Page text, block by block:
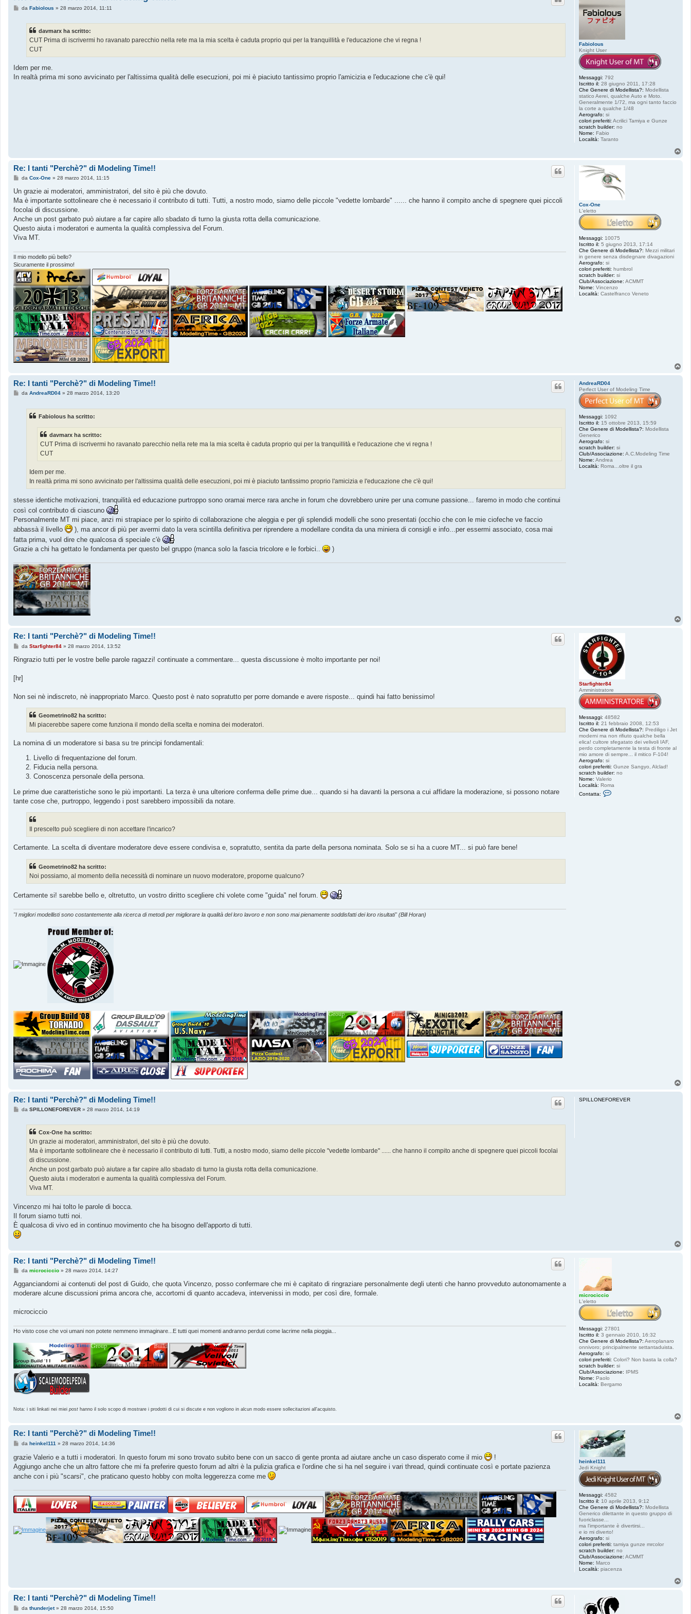
Fabiolous
Knight User
Messaggi: 792
Iscritto il: 28 giugno 2011, 17:28
Che Genere di Modellista?: Modellista
statico Aerei, qualche Auto e Moto.
Generalmente 1/72, ma ogni tanto faccio
la corte a qualche 1/48
Aerografo: si
colori preferiti: Acrilici Tamiya e Gunze
scratch builder: no
Nome: Fabio
Località: Taranto
Mda Fabiolous » 28 marzo 2014, 11:11
davmarx ha scritto:
CUT Prima di iscrivermi ho ravanato parecchio nella rete ma la mia scelta è caduta proprio qui per la tranquillità e l'educazione che vi regna !
CUT
Idem per me.
In realtà prima mi sono avvicinato per l'altissima qualità delle esecuzioni, poi mi è piaciuto tantissimo proprio l'amicizia e l'educazione che c'è qui!
Cox-One
L'eletto
Messaggi: 10075
Iscritto il: 5 giugno 2013, 17:14
Che Genere di Modellista?: Mezzi militari
in genere senza disdegnare divagazioni
Aerografo: si
colori preferiti: humbrol
scratch builder: si
Club/Associazione: ACMMT
Nome: Vincenzo
Località: Castelfranco Veneto
Re: I tanti "Perchè?" di Modeling Time!!
M
s
a
g
i
o
da Cox-One» 28 marzo 2014, 11:15
Un grazie ai moderatori, amministratori, del sito è più che dovuto.
Ma è importante sottolineare che è necessario il contributo di tutti. Tutti, a nostro modo, siamo delle piccole "vedette lombarde" ...... che hanno il compito anche di spegnere quei piccoli
focolai di discussione.
Anche un post garbato può aiutare a far capire allo sbadato di turno la giusta rotta della comunicazione.
Questo aiuta i moderatori e aumenta la qualità complessiva del Forum.
Viva MT.
Il mio modello più bello?
Sicuramente il prossimo!
AndreaRD04
Perfect User of Modeling Time
Messaggi: 1092
Iscritto il: 15 ottobre 2013, 15:59
Che Genere di Modellista?: Modellista
Generico
Aerografo: si
scratch builder: si
Club/Associazione: A.C.Modeling Time
Nome: Andrea
Località: Roma...oltre il gra
Re: I tanti "Perchè?" di Modeling Time!!
Mda AndreaRD04» 28 marzo 2014, 13:20
Fabiolous ha scritto:
davmarx ha scritto:
CUT Prima di iscrivermi ho ravanato parecchio nella rete ma la mia scelta è caduta proprio qui per la tranquillità e l'educazione che vi regna !
CUT
Idem per me.
In realtà prima mi sono avvicinato per l'altissima qualità delle esecuzioni, poi mi è piaciuto tantissimo proprio l'amicizia e l'educazione che c'è qui!
stesse identiche motivazioni, tranquilità ed educazione purtroppo sono oramai merce rara anche in forum che dovrebbero unire per una comune passione... faremo in modo che continui
così col contributo di ciascuno
Personalmente MT mi piace, anzi mi strapiace per lo spirito di collaborazione che aleggia e per gli splendidi modelli che sono presentati (occhio che con le mie ciofeche ve faccio
abbassà il livello
), ma ancor di più per avermi dato la vera scintilla definitiva per riprendere a modellare condita da una miniera di consigli e info...per essermi associato, cosa mai
fatta prima, vuol dire che qualcosa di speciale c'è
Grazie a chi ha gettato le fondamenta per questo bel gruppo (manca solo la fascia tricolore e le forbici..
)
Starfighter84
Amministratore
Messaggi: 48582
Iscritto il: 21 febbraio 2008, 12:53
Che Genere di Modellista?: Prediligo i Jet
moderni ma non rifiuto qualche bella
elica! cultore sfegatato dei velivoli IAF,
perdo completamente la testa di fronte al
mio amore di sempre... il mitico F-104!
Aerografo: si
colori preferiti: Gunze Sangyo, Alclad!
scratch builder: no
Nome: Valerio
Località: Roma
Contatta:
Re: I tanti "Perchè?" di Modeling Time!!
M
s
g
g
o
da Starfighter84» 28 marzo 2014, 13:52
Ringrazio tutti per le vostre belle parole ragazzi! continuate a commentare... questa discussione è molto importante per noi!
[hr]
Non sei nè indiscreto, nè inappropriato Marco. Questo post è nato sopratutto per porre domande e avere risposte... quindi hai fatto benissimo!
Geometrino82 ha scritto:
Mi piacerebbe sapere come funziona il mondo della scelta e nomina dei moderatori.
La nomina di un moderatore si basa su tre principi fondamentali:
Livello di frequentazione del forum.
Fiducia nella persona.
Conoscenza personale della persona.
Le prime due caratteristiche sono le più importanti. La terza è una ulteriore conferma delle prime due... quando si ha davanti la persona a cui affidare la moderazione, si possono notare
tante cose che, purtroppo, leggendo i post sarebbero impossibili da notare.
Il prescelto può scegliere di non accettare l'incarico?
Certamente. La scelta di diventare moderatore deve essere condivisa e, sopratutto, sentita da parte della persona nominata. Solo se si ha a cuore MT... si può fare bene!
Geometrino82 ha scritto:
Noi possiamo, al momento della necessità di nominare un nuovo moderatore, proporne qualcuno?
Certamente si! sarebbe bello e, oltretutto, un vostro diritto scegliere chi volete come "guida" nel forum.
"I migliori modellisti sono costantemente alla ricerca di metodi per migliorare la qualità del loro lavoro e non sono mai pienamente soddisfatti dei loro risultati" (Bill Horan)
SPILLONEFOREVER
Re: I tanti "Perchè?" di Modeling Time!!
Mda SPILLONEFOREVER» 28 marzo 2014, 14:19
Cox-One ha scritto:
Un grazie ai moderatori, amministratori, del sito è più che dovuto.
Ma è importante sottolineare che è necessario il contributo di tutti. Tutti, a nostro modo, siamo delle piccole "vedette lombarde" ...... che hanno il compito anche di spegnere quei piccoli focolai
di discussione.
Anche un post garbato può aiutare a far capire allo sbadato di turno la giusta rotta della comunicazione.
Questo aiuta i moderatori e aumenta la qualità complessiva del Forum.
Viva MT.
Vincenzo mi hai tolto le parole di bocca.
Il forum siamo tutti noi.
È qualcosa di vivo ed in continuo movimento che ha bisogno dell'apporto di tutti.
microciccio
L'eletto
Messaggi: 27801
Iscritto il: 3 gennaio 2010, 16:32
Che Genere di Modellista?: Aeroplanaro
onnivoro; principalmente settantaduista.
Aerografo: si
colori preferiti: Colori? Non basta la colla?
scratch builder: si
Club/Associazione: IPMS
Nome: Paolo
Località: Bergamo
Re: I tanti "Perchè?" di Modeling Time!!
M
s
s
a
i
da microciccio» 28 marzo 2014, 14:27
Agganciandomi ai contenuti del post di Guido, che quota Vincenzo, posso confermare che mi è capitato di ringraziare personalmente degli utenti che hanno provveduto autonomamente a
moderare alcune discussioni prima ancora che, accortomi di quanto accadeva, intervenissi in modo, per così dire, formale.
microciccio
Ho visto cose che voi umani non potete nemmeno immaginare...E tutti quei momenti andranno perduti come lacrime nella pioggia...
Nota: i siti linkati nei miei post hanno il solo scopo di mostrare i prodotti di cui si discute e non vogliono in alcun modo essere sollecitazioni all'acquisto.
heinkel111
Jedi Knight
Messaggi: 4582
Iscritto il: 10 aprile 2013, 9:12
Che Genere di Modellista?: Modellista
Generico dilettante in questo gruppo di
fuoriclasse...
ma l'importante è divertirsi...
e io mi diverto!
Aerografo: si
colori preferiti: tamiya gunze mrcolor
scratch builder: no
Club/Associazione: ACMMT
Nome: Marco
Località: piacenza
Re: I tanti "Perchè?" di Modeling Time!!
M
s
s
a
g
o
da heinkel111 » 28 marzo 2014, 14:36
grazie Valerio e a tutti i moderatori. In questo forum mi sono trovato subito bene con un sacco di gente pronta ad aiutare anche un caso disperato come il mio
!
Aggiungo anche che un altro fattore che mi fa preferire questo forum ad altri è la pulizia grafica e l'ordine che si ha nel seguire i vari thread, quindi continuate così e portate pazienza
anche con i più "scarsi", che praticano questo hobby con molta leggerezza come me
Re: I tanti "Perchè?" di Modeling Time!!
Mda thunderjet» 28 marzo 2014, 15:50